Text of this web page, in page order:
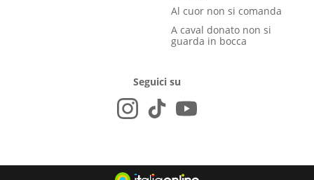
Al cuor non si comanda
A caval donato non si
guarda in bocca
Seguici su